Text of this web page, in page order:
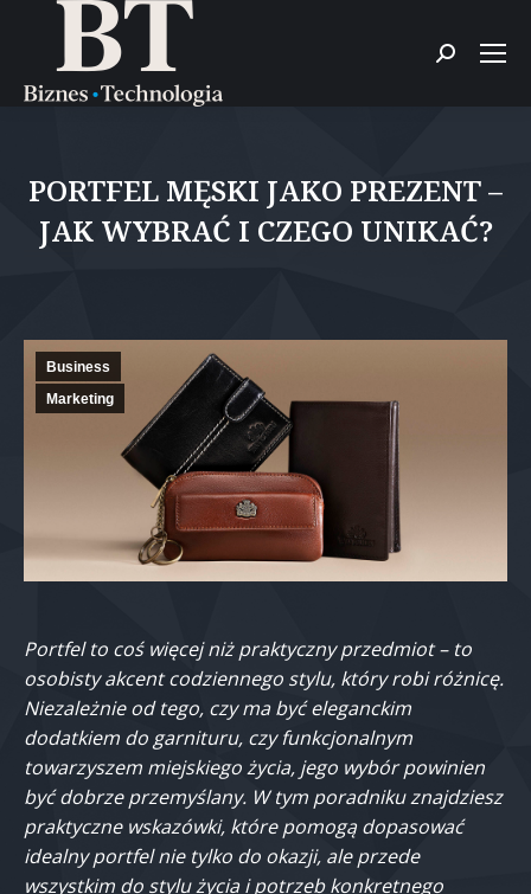
Szukaj:
PORTFEL MĘSKI JAKO PREZENT –
JAK WYBRAĆ I CZEGO UNIKAĆ?
Business
Marketing
Portfel to coś więcej niż praktyczny przedmiot – to
osobisty akcent codziennego stylu, który robi różnicę.
Niezależnie od tego, czy ma być eleganckim
dodatkiem do garnituru, czy funkcjonalnym
towarzyszem miejskiego życia, jego wybór powinien
być dobrze przemyślany. W tym poradniku znajdziesz
praktyczne wskazówki, które pomogą dopasować
idealny portfel nie tylko do okazji, ale przede
wszystkim do stylu życia i potrzeb konkretnego